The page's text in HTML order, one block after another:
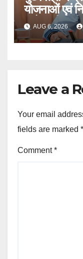
योजनाओं एवं
करोड़ की
AUG 6, 2026
Leave a
Your email
fields are marked *
Comment*